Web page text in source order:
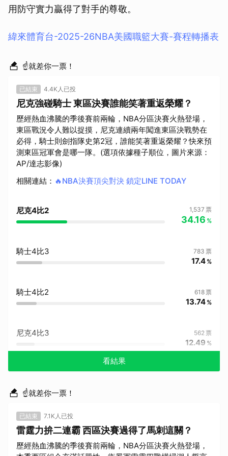
用防守實力贏得了對手的尊敬。
緯來體育台-2025-26NBA美國職籃大賽-賽程轉播表
☝就差你一票！
已結束 4.4K人已投
尼克強碰騎士 東區決賽誰能笑著重返榮耀？
歷經熱血沸騰的季後賽前兩輪，NBA分區決賽火熱登場，
東區戰況令人難以捉摸，尼克連續兩年闖進東區決戰勢在
必得，騎士則劍指隊史第2冠，誰能笑著重返榮耀？快來預
測東區冠軍會是哪一隊。(選項依據種子順位，圖片來源：
AP/達志影像)
相關連結 ： 🔥NBA決賽頂尖對決 鎖定LINE TODAY
尼克4比2 1,537 票
34.16 %
騎士4比3 783 票
17.4 %
騎士4比2 618 票
13.74 %
尼克4比3 562 票
12.49 %
看結果
☝就差你一票！
已結束 7.1K人已投
雷霆力拚二連霸 西區決賽過得了馬刺這關？
歷經熱血沸騰的季後賽前兩輪，NBA分區決賽火熱登場，